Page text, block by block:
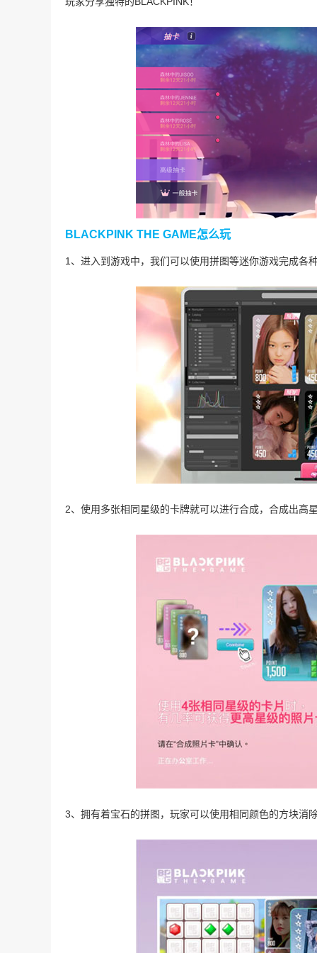
BLACKPINK THE GAME怎么玩
1、进入到游戏中，我们可以使用拼图等迷你游戏完成各
2、使用多张相同星级的卡牌就可以进行合成，合成出高
3、拥有着宝石的拼图，玩家可以使用相同颜色的方块消